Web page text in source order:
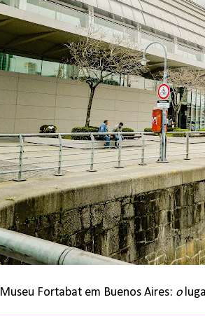
Museu Fortabat em Buenos Aires: o